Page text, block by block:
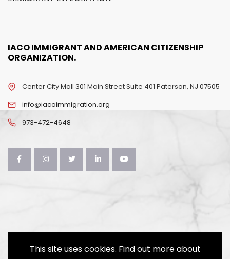
IACO IMMIGRANT AND AMERICAN CITIZENSHIP
ORGANIZATION.
Center City Mall 301 Main Street Suite 401 Paterson, NJ 07505
info@iacoimmigration.org
973-472-4648
This site uses cookies. Find out more about